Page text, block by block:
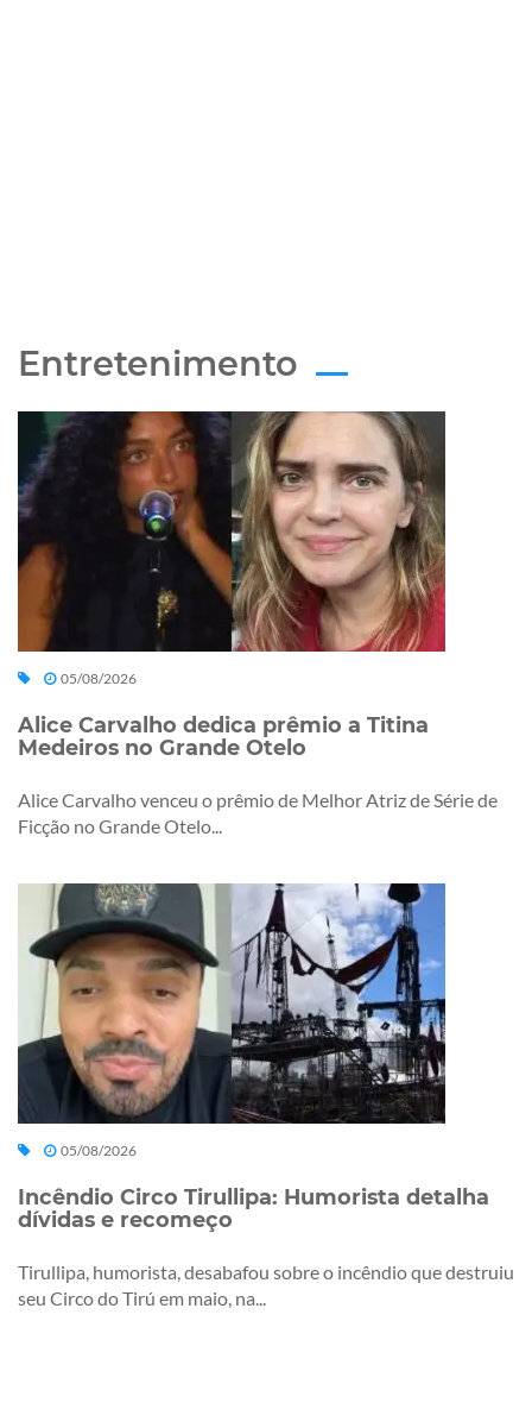
Entretenimento
05/08/2026
Alice Carvalho dedica prêmio a Titina
Medeiros no Grande Otelo
Alice Carvalho venceu o prêmio de Melhor Atriz de Série de
Ficção no Grande Otelo...
05/08/2026
Incêndio Circo Tirullipa: Humorista detalha
dívidas e recomeço
Tirullipa, humorista, desabafou sobre o incêndio que destruiu
seu Circo do Tirú em maio, na...